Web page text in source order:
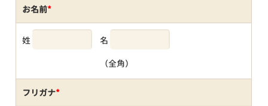
お名前*
姓 名
（全角）
フリガナ*